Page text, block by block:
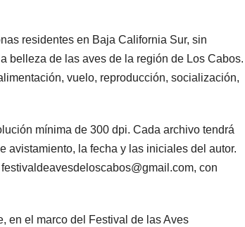
residentes en Baja California Sur, sin
belleza de las aves de la región de Los Cabos.
vuelo, reproducción, socialización,
mínima de 300 dpi. Cada archivo tendrá
avistamiento, la fecha y las iniciales del autor.
con
en el marco del Festival de las Aves